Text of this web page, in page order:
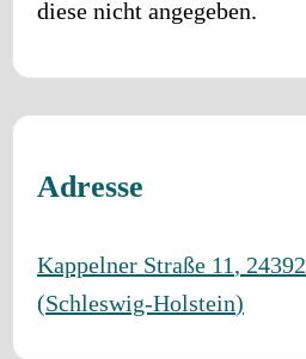
diese nicht angegeben.
Adresse
Kappelner Straße 11, 24392
(Schleswig-Holstein)